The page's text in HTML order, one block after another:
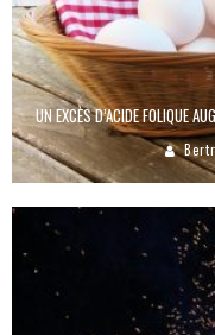
UN EXCÈS D’ACIDE FOLIQUE